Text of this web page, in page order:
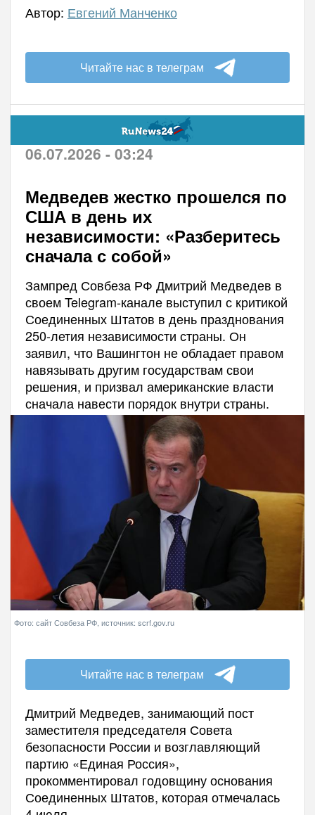
Автор: Евгений Манченко
Читайте нас в телеграм
06.07.2026 - 03:24
Медведев жестко прошелся по
США в день их
независимости: «Разберитесь
сначала с собой»
Зампред Совбеза РФ Дмитрий Медведев в
своем Telegram-канале выступил с критикой
Соединенных Штатов в день празднования
250-летия независимости страны. Он
заявил, что Вашингтон не обладает правом
навязывать другим государствам свои
решения, и призвал американские власти
сначала навести порядок внутри страны.
Фото: сайт Совбеза РФ, источник: scrf.gov.ru
Читайте нас в телеграм
Дмитрий Медведев, занимающий пост
заместителя председателя Совета
безопасности России и возглавляющий
партию «Единая Россия»,
прокомментировал годовщину основания
Соединенных Штатов, которая отмечалась